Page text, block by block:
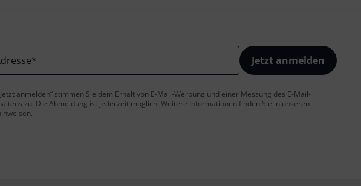
* Jetzt anmelden
anmelden“ stimmen Sie dem Erhalt von E-Mail-Werbung und einer Messung des E-Mail-
zu. Die Abmeldung ist jederzeit möglich. Weitere Informationen finden Sie in unseren
.